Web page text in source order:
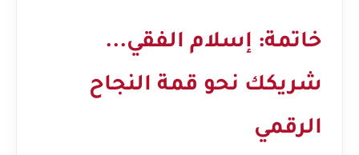
خاتمة: إسلام الفقي...
شريكك نحو قمة النجاح
الرقمي